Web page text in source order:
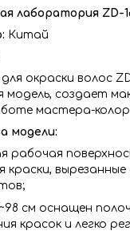
лаборатория ZD-
Китай
окраски волос
модель, создает
мастера-
модели:
рабочая
краски,
см оснащен
красок и легко